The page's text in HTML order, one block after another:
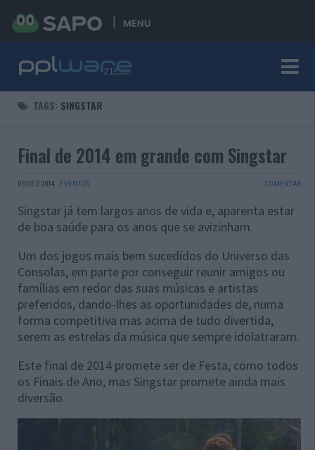
MENU
TAGS: SINGSTAR
Final de 2014 em grande com Singstar
03 DEZ 2014 · EVENTOS COMENTAR
Singstar já tem largos anos de vida e, aparenta estar
de boa saúde para os anos que se avizinham.
Um dos jogos mais bem sucedidos do Universo das
Consolas, em parte por conseguir reunir amigos ou
famílias em redor das suas músicas e artistas
preferidos, dando-lhes as oportunidades de, numa
forma competitiva mas acima de tudo divertida,
serem as estrelas da música que sempre idolatraram.
Este final de 2014 promete ser de Festa, como todos
os Finais de Ano, mas Singstar promete ainda mais
diversão.